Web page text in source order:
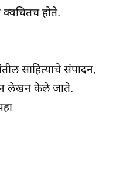
होते.
साहित्याचे संपादन,
लेखन केले जाते.